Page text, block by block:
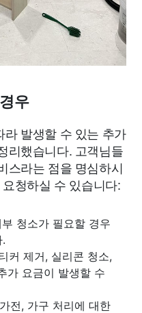
우
라 발생할 수 있는 추가
리했습니다. 고객님들
스라는 점을 명심하시
청하실 수 있습니다:
청소가 필요할 경우
커 제거, 실리콘 청소,
가 요금이 발생할 수
전, 가구 처리에 대한